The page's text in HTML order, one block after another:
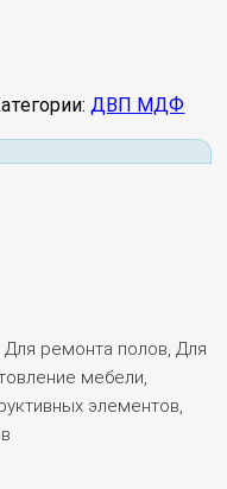
ДВП МДФ
ремонта полов, Для
мебели,
элементов,